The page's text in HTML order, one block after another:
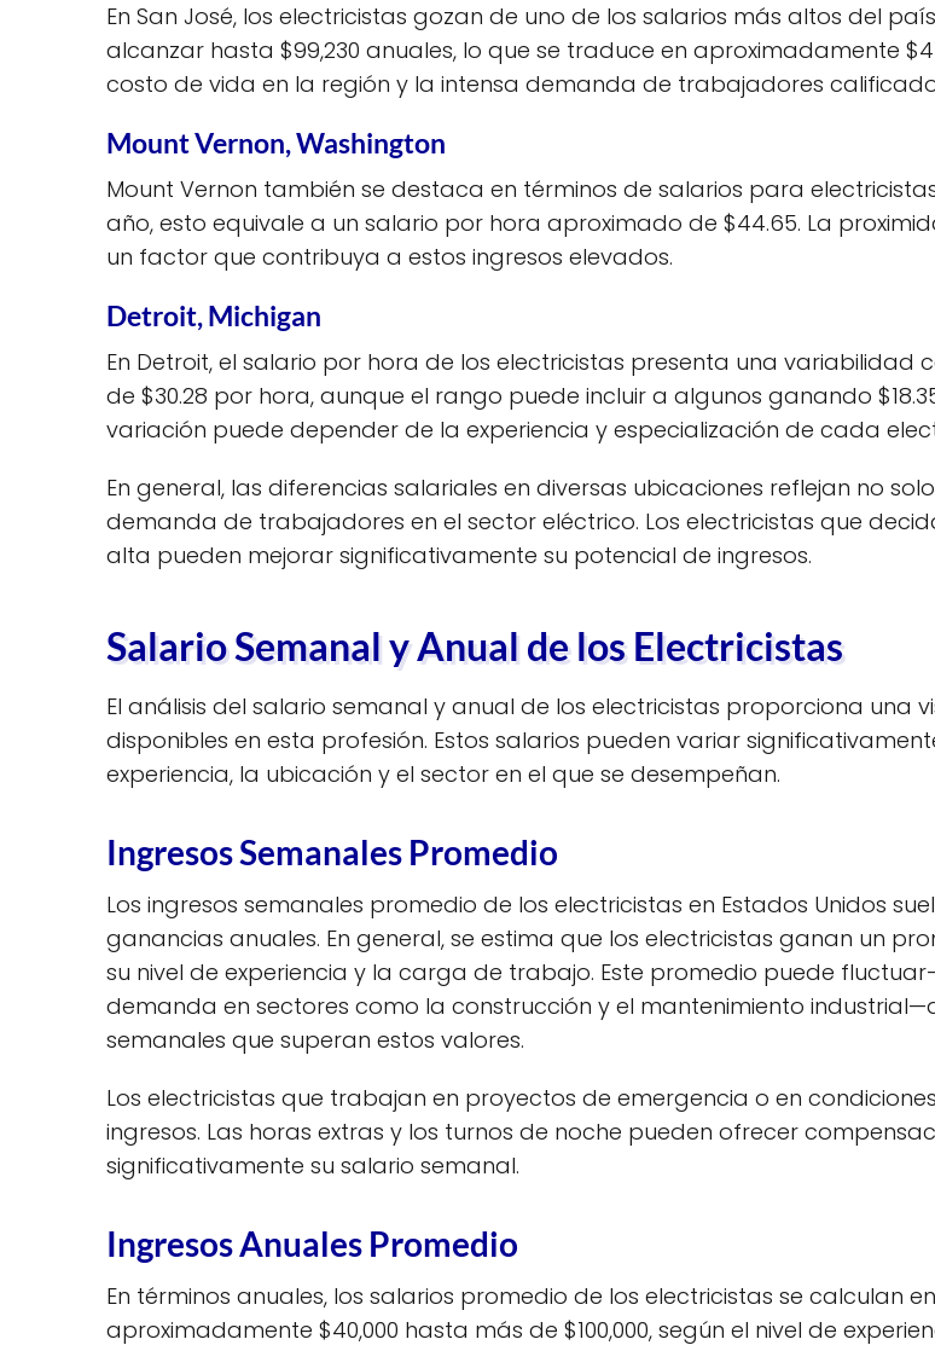
En San José, los electricistas gozan de uno de los salarios más altos del
alcanzar hasta $99,230 anuales, lo que se traduce en aproximadamente
costo de vida en la región y la intensa demanda de trabajadores
Mount Vernon, Washington
Mount Vernon también se destaca en términos de salarios para
año, esto equivale a un salario por hora aproximado de $44.65. La
un factor que contribuya a estos ingresos elevados.
Detroit, Michigan
En Detroit, el salario por hora de los electricistas presenta una
de $30.28 por hora, aunque el rango puede incluir a algunos ganando
variación puede depender de la experiencia y especialización de cada
En general, las diferencias salariales en diversas ubicaciones reflejan no
demanda de trabajadores en el sector eléctrico. Los electricistas que
alta pueden mejorar significativamente su potencial de ingresos.
Salario Semanal y Anual de los Electricistas
El análisis del salario semanal y anual de los electricistas proporciona
disponibles en esta profesión. Estos salarios pueden variar
experiencia, la ubicación y el sector en el que se desempeñan.
Ingresos Semanales Promedio
Los ingresos semanales promedio de los electricistas en Estados Unidos
ganancias anuales. En general, se estima que los electricistas ganan un
su nivel de experiencia y la carga de trabajo. Este promedio puede
demanda en sectores como la construcción y el mantenimiento
semanales que superan estos valores.
Los electricistas que trabajan en proyectos de emergencia o en
ingresos. Las horas extras y los turnos de noche pueden ofrecer
significativamente su salario semanal.
Ingresos Anuales Promedio
En términos anuales, los salarios promedio de los electricistas se calculan
aproximadamente $40,000 hasta más de $100,000, según el nivel de